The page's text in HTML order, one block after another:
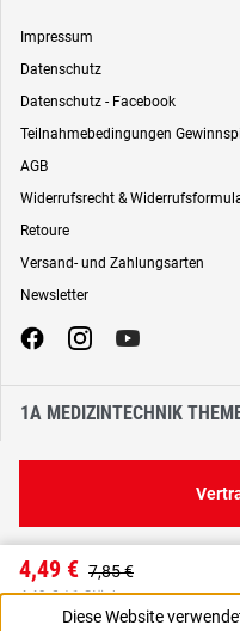
4,49 € 7,85 €
4,49 € / 1 Stück
3,77 € zzgl. MwSt., | zzgl. Versand
Impressum
Datenschutz
Datenschutz - Facebook
Teilnahmebedingungen
AGB
Widerrufsrecht &
Retoure
Versand- und Zahlungsarten
Newsletter
1A MEDIZINTECHNIK
Diese Website